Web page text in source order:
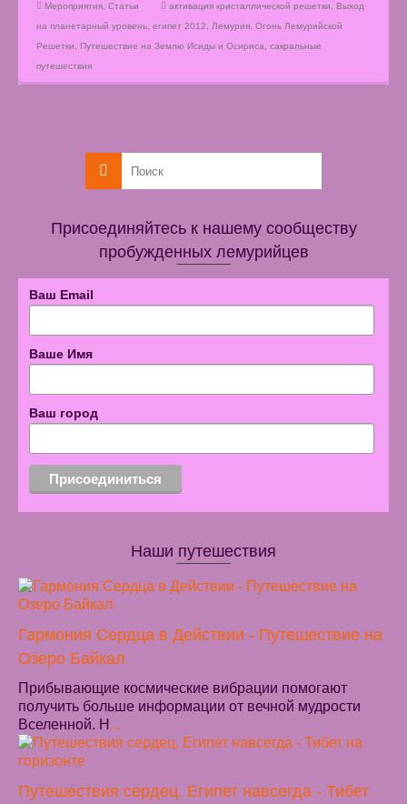
Мероприятия Статьи активация кристаллической решетки
Выход
на планетарный уровень египет 2012 Лемурия Огонь Лемурийской
Решетки
Путешествие на Землю Исиды и Осириса
сакральные
путешествия
Присоединяйтесь к нашему сообществу
пробужденных лемурийцев
Ваш Email
Ваше Имя
Ваш город
Наши путешествия
Гармония Сердца в Действии - Путешествие на
Озеро Байкал
Прибывающие космические вибрации помогают
получить больше информации от вечной мудрости
Вселенной. Н ...
Путешествия сердец. Египет навсегда - Тибет